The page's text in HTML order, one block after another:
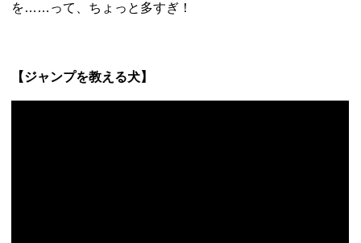
を…… って、ちょっと多すぎ！
【ジャンプを教える犬】